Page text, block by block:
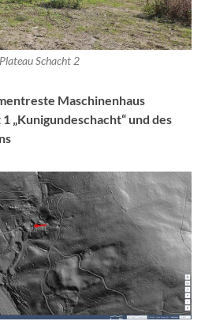
Plateau Schacht 2
Maschinenhaus
„Kunigundeschacht“ und des